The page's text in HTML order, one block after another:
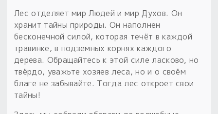
Обрядовые предметы
Расходные материалы
Готовые заговоры и обряды
Сундучок
Наборы для книг
Электронные книги
Приложение для гадания
30 вариантов раскладов по системе Рез Рода:
Магические наборы
Для алтаря
Расходные материалы
С чего начать?
Новые книги
в лавке!
Лес отделяет мир Людей и мир Духов. Он
хранит тайны природы. Он наполнен
бесконечной силой, которая течёт в каждой
травинке, в подземных корнях каждого
дерева. Обращайтесь к этой силе ласково, но
твёрдо, уважьте хозяев леса, но и о своём
благе не забывайте. Тогда лес откроет свои
тайны!